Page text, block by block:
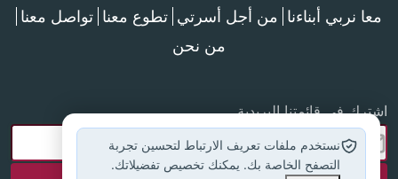
معا نربي أبناءنا من أجل أسرتي تطوع معنا تواصل معنا
من نحن
اشترك في قائمتنا البريدية
نستخدم ملفات تعريف الارتباط لتحسين تجربة
التصفح الخاصة بك. يمكنك تخصيص تفضيلاتك.